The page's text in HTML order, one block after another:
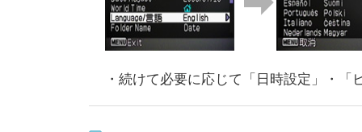
・続けて必要に応じて「日時設定」・「